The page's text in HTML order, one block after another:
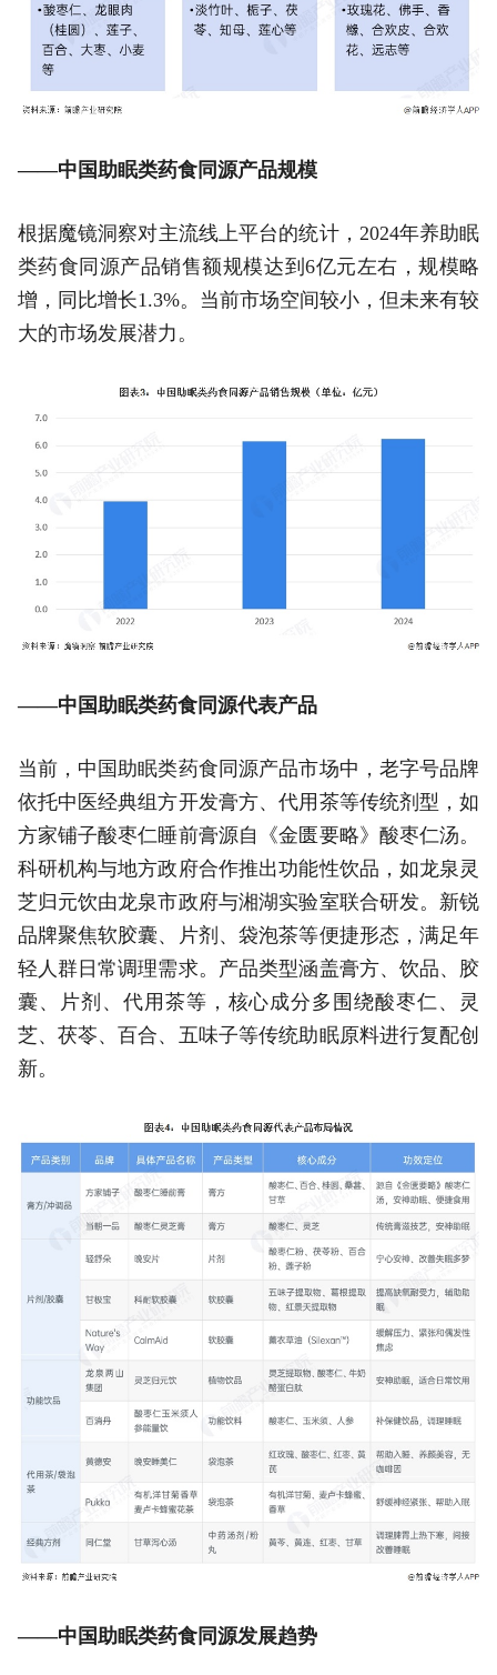
——中国助眠类药食同源产品规模
根据魔镜洞察对主流线上平台的统计，2024年养助眠
类药食同源产品销售额规模达到6亿元左右，规模略
增，同比增长1.3%。当前市场空间较小，但未来有较
大的市场发展潜力。
——中国助眠类药食同源代表产品
当前，中国助眠类药食同源产品市场中，老字号品牌
依托中医经典组方开发膏方、代用茶等传统剂型，如
方家铺子酸枣仁睡前膏源自《金匮要略》酸枣仁汤。
科研机构与地方政府合作推出功能性饮品，如龙泉灵
芝归元饮由龙泉市政府与湘湖实验室联合研发。新锐
品牌聚焦软胶囊、片剂、袋泡茶等便捷形态，满足年
轻人群日常调理需求。产品类型涵盖膏方、饮品、胶
囊、片剂、代用茶等，核心成分多围绕酸枣仁、灵
芝、茯苓、百合、五味子等传统助眠原料进行复配创
新。
——中国助眠类药食同源发展趋势